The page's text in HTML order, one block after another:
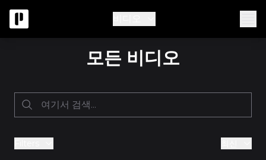
모든 비디오